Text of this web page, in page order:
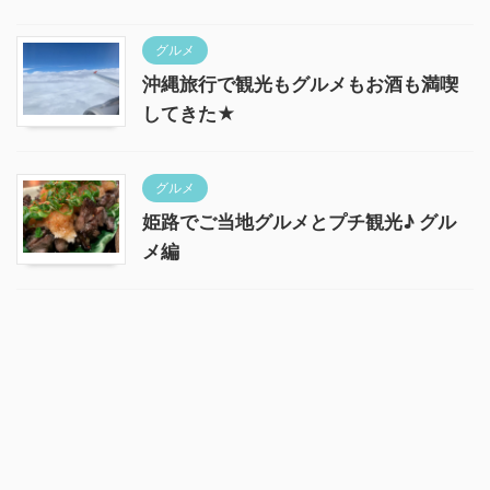
グルメ
沖縄旅行で観光もグルメもお酒も満喫
してきた★
グルメ
姫路でご当地グルメとプチ観光♪ グル
メ編